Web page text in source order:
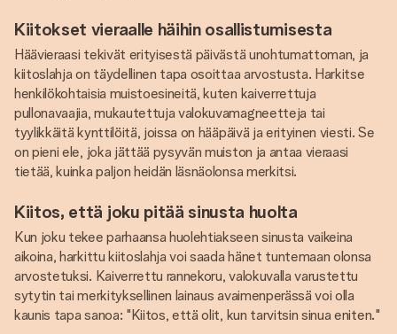
Kiitokset vieraalle häihin osallistumisesta
Häävieraasi tekivät erityisestä päivästä unohtumattoman, ja
kiitoslahja on täydellinen tapa osoittaa arvostusta. Harkitse
henkilökohtaisia ​​muistoesineitä, kuten kaiverrettuja
pullonavaajia, mukautettuja valokuvamagneetteja tai
tyylikkäitä kynttilöitä, joissa on hääpäivä ja erityinen viesti. Se
on pieni ele, joka jättää pysyvän muiston ja antaa vieraasi
tietää, kuinka paljon heidän läsnäolonsa merkitsi.
Kiitos, että joku pitää sinusta huolta
Kun joku tekee parhaansa huolehtiakseen sinusta vaikeina
aikoina, harkittu kiitoslahja voi saada hänet tuntemaan olonsa
arvostetuksi. Kaiverrettu rannekoru, valokuvalla varustettu
sytytin tai merkityksellinen lainaus avaimenperässä voi olla
kaunis tapa sanoa: "Kiitos, että olit, kun tarvitsin sinua eniten."